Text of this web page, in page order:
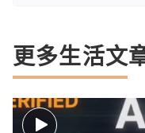
更多生活文